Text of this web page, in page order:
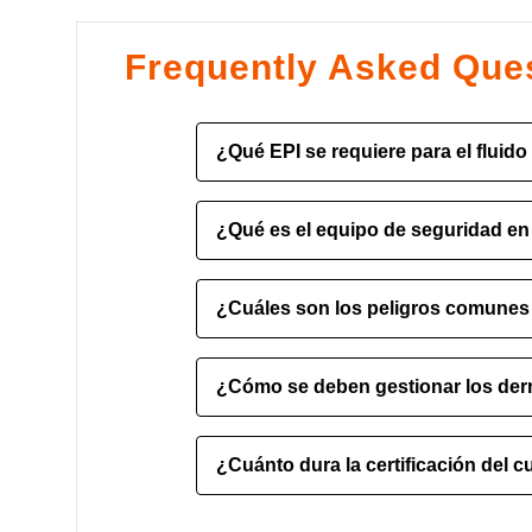
Frequently Asked
¿Qué EPI se requiere para el
El PPE requerido incluye
hidráulico, incluidos guantes, gafas
para proteger contra derrames,
¿Qué es el equipo de seguridad
El equipo de seguridad en los
de presión, depósitos de fluido
de parada de emergencia para
¿Cuáles son los peligros
Los peligros comunes incluyen
hidráulico y mal funcionamiento del
daños al equipo si no se manejan
¿Cómo se deben gestionar los
Los derrames de fluido hidráulico
materiales absorbentes y limpiarse
inspeccionarse para detectar otros
¿Cuánto dura la certificación del